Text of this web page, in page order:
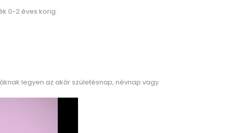
0-2 éves korig.
legyen az akár születésnap, névnap vagy